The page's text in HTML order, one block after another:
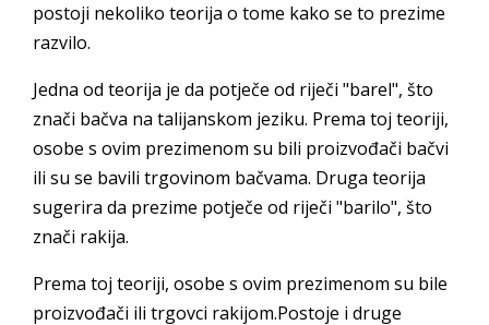
postoji nekoliko teorija o tome kako se to prezime
razvilo.
Jedna od teorija je da potječe od riječi "barel", što
znači bačva na talijanskom jeziku. Prema toj teoriji,
osobe s ovim prezimenom su bili proizvođači bačvi
ili su se bavili trgovinom bačvama. Druga teorija
sugerira da prezime potječe od riječi "barilo", što
znači rakija.
Prema toj teoriji, osobe s ovim prezimenom su bile
proizvođači ili trgovci rakijom.Postoje i druge